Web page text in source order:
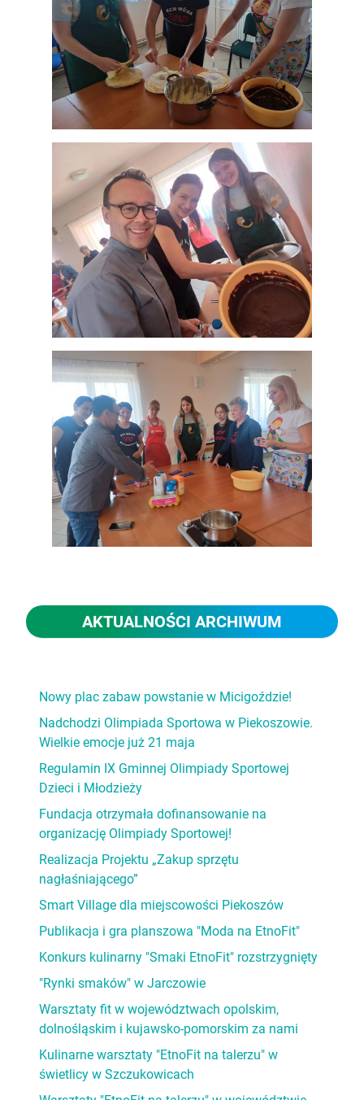
AKTUALNOŚCI ARCHIWUM
Nowy plac zabaw powstanie w Micigoździe!
Nadchodzi Olimpiada Sportowa w Piekoszowie.
Wielkie emocje już 21 maja
Regulamin IX Gminnej Olimpiady Sportowej
Dzieci i Młodzieży
Fundacja otrzymała dofinansowanie na
organizację Olimpiady Sportowej!
Realizacja Projektu „Zakup sprzętu
nagłaśniającego”
Smart Village dla miejscowości Piekoszów
Publikacja i gra planszowa "Moda na EtnoFit"
Konkurs kulinarny "Smaki EtnoFit" rozstrzygnięty
"Rynki smaków" w Jarczowie
Warsztaty fit w województwach opolskim,
dolnośląskim i kujawsko-pomorskim za nami
Kulinarne warsztaty "EtnoFit na talerzu" w
świetlicy w Szczukowicach